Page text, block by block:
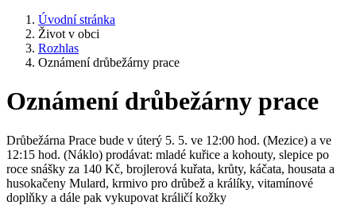
Úvodní stránka
Život v obci
Rozhlas
Oznámení drůbežárny prace
Oznámení drůbežárny prace
Drůbežárna Prace bude v úterý 5. 5. ve 12:00 hod. (Mezice) a ve
12:15 hod. (Náklo) prodávat: mladé kuřice a kohouty, slepice po
roce snášky za 140 Kč, brojlerová kuřata, krůty, káčata, housata a
husokačeny Mulard, krmivo pro drůbež a králíky, vitamínové
doplňky a dále pak vykupovat králičí kožky